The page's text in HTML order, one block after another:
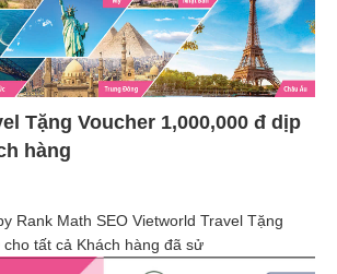
Tặng Voucher 1,000,000 đ dịp
hàng
Rank Math SEO Vietworld Travel Tặng
tất cả Khách hàng đã sử